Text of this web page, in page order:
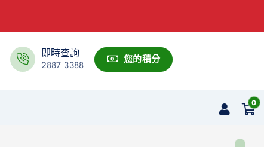
即時查詢
2887 3388 您的積分
0